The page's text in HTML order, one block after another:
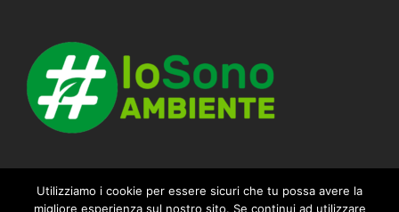
Utilizziamo i cookie per essere sicuri che tu possa avere la
migliore esperienza sul nostro sito. Se continui ad utilizzare